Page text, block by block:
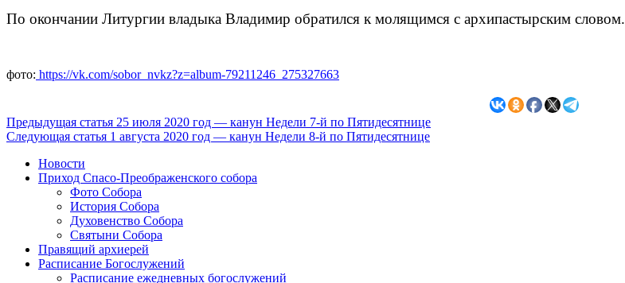
По окончании Литургии владыка Владимир обратился к молящимся с архипастырским словом.
фото: https://vk.com/sobor_nvkz?z=album-79211246_275327663
Продолжить
чтение
Предыдущая статья 25 июля 2020 год — канун Недели 7-й по Пятидесятнице
Следующая статья 1 августа 2020 год — канун Недели 8-й по Пятидесятнице
Новости
Приход Спасо-Преображенского собора
Фото Собора
История Собора
Духовенство Собора
Святыни Собора
Правящий архиерей
Расписание Богослужений
Расписание ежедневных богослужений